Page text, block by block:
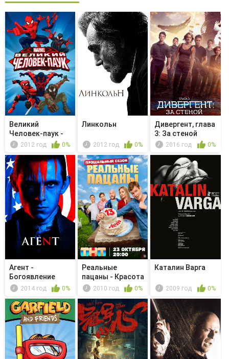
Великий
Человек-паук -
Погром
2012 год 0%
Линкольн
2012 год 0%
Дивергент, глава
3: За стеной
2016 год 0%
Агент -
Богоявление
2014 год 0%
Реальные
пацаны - Красота
по-пермски
2010 год 0%
Каталин Варга
2009 год 0%